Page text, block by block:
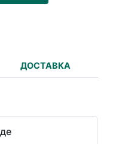
ДОСТАВКА